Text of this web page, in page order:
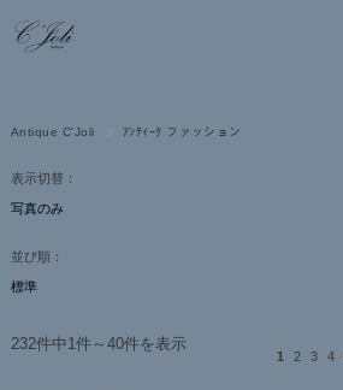
Antique C'Joli ｱﾝﾃｨｰｸ ファッション
表示切替：
並び順：
232件中1件～40件を表示
1 2 3 4